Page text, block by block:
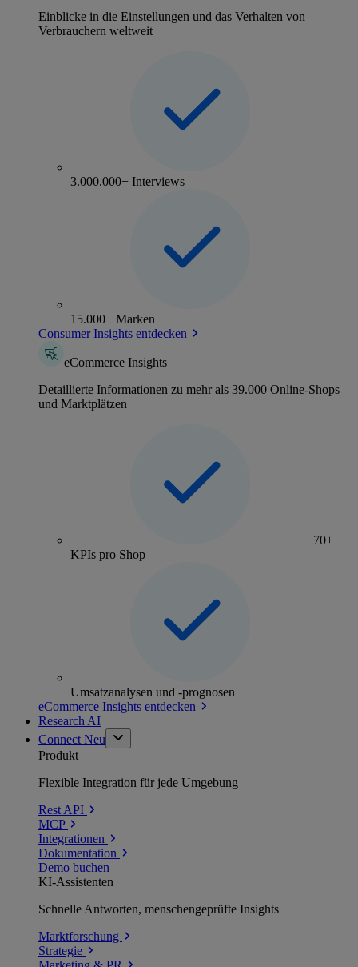
Einblicke in die Einstellungen und das Verhalten von
Verbrauchern weltweit
3.000.000+ Interviews
15.000+ Marken
Consumer Insights entdecken
eCommerce Insights
Detaillierte Informationen zu mehr als 39.000 Online-Shops
und Marktplätzen
70+
KPIs pro Shop
Umsatzanalysen und -prognosen
eCommerce Insights entdecken
Research AI
Connect Neu
Produkt
Flexible Integration für jede Umgebung
Rest API
MCP
Integrationen
Dokumentation
Demo buchen
KI-Assistenten
Schnelle Antworten, menschengeprüfte Insights
Marktforschung
Strategie